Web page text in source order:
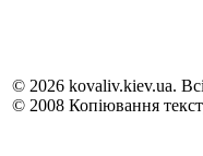
© 2026 kovaliv.kiev.ua.
© 2008 Копіювання